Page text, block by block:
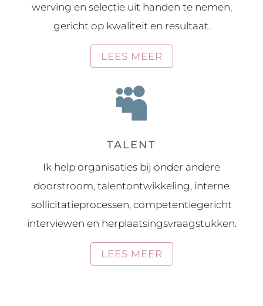
werving en selectie uit handen te nemen,
gericht op kwaliteit en resultaat.
LEES MEER

TALENT
Ik help organisaties bij onder andere
doorstroom, talentontwikkeling, interne
sollicitatieprocessen, competentiegericht
interviewen en herplaatsingsvraagstukken.
LEES MEER